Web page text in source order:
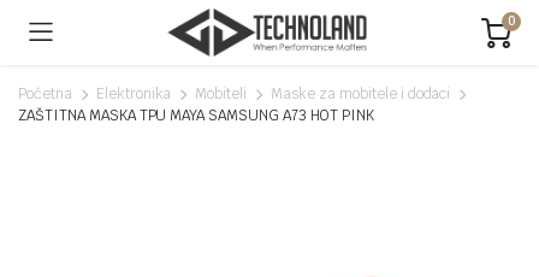
0
Početna Elektronika Mobiteli
Maske za mobitele i dodaci
ZAŠTITNA MASKA TPU MAYA SAMSUNG A73 HOT PINK